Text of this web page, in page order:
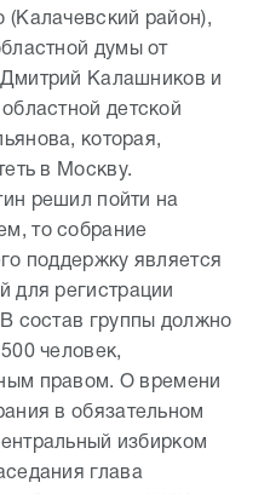
(Калачевский район),
думы от
Калашников и
детской
которая,
в Москву.
решил пойти на
то собрание
поддержку является
для регистрации
состав группы должно
человек,
правом. О времени
в обязательном
избирком
глава